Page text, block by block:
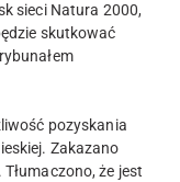
sieci Natura 2000,
skutkować
pozyskania
Zakazano
że jest